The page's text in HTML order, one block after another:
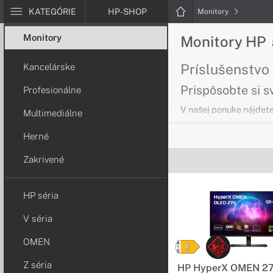
KATEGÓRIE HP-SHOP Monitory
Monitory
Kancelárske
Profesionálne
Multimediálne
Herné
Zakrivené
HP séria
V séria
OMEN
Z séria
Monitory HP
Prispôsobte si
V našej ponuke
najpohodlnejšia.
Optimálne
Vychutnajte si živú
prenesú vašu prácu a
Monitory HP Z
Dokonalé a
HP HyperX OMEN 27